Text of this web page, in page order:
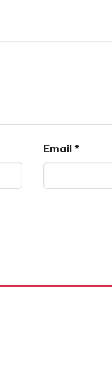
Email *